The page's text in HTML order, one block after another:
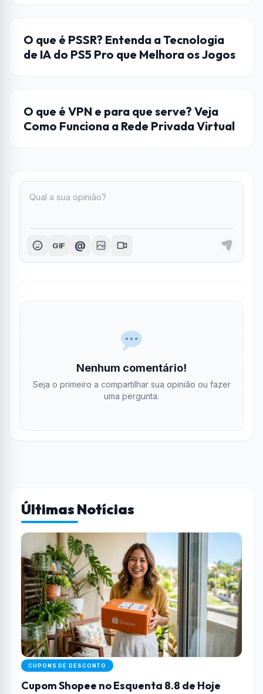
HARDWARE
O que é PSSR? Entenda a Tecnologia
de IA do PS5 Pro que Melhora os Jogos
INTERNET
O que é VPN e para que serve? Veja
Como Funciona a Rede Privada Virtual
GIF @
Nenhum comentário!
Seja o primeiro a compartilhar sua opinião ou fazer
uma pergunta.
Últimas Notícias
CUPONS DE DESCONTO
Cupom Shopee no Esquenta 8.8 de Hoje